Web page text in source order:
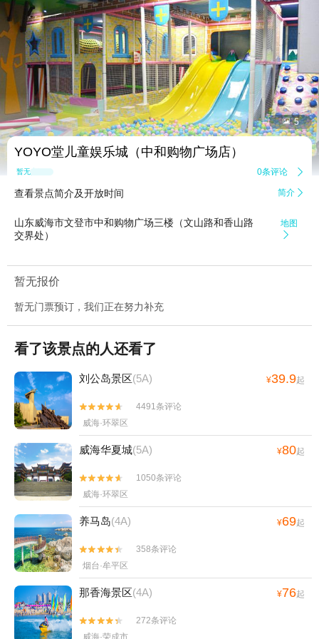
 5
YOYO堂儿童娱乐城（中和购物广场店）
暂无点评 0条评论 
查看景点简介及开放时间 简介 
山东威海市文登市中和购物广场三楼（文山路和香山路
交界处）
地图

暂无报价
暂无门票预订，我们正在努力补充
看了该景点的人还看了
刘公岛景区(5A) ¥39.9起


4491条评论
威海·环翠区
威海华夏城(5A) ¥80起


1050条评论
威海·环翠区
养马岛(4A) ¥69起


358条评论
烟台·牟平区
那香海景区(4A) ¥76起


272条评论
